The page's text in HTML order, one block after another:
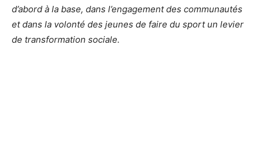
d’abord à la base, dans l’engagement des communautés
et dans la volonté des jeunes de faire du sport un levier
de transformation sociale.